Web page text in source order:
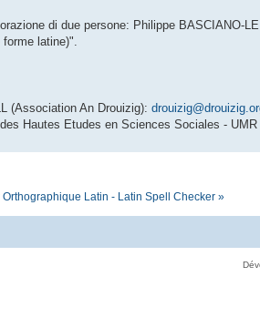
di due persone: Philippe BASCIANO-
latine)".
(Association An Drouizig):
Hautes Etudes en Sciences Sociales - UMR
Latin - Latin Spell Checker »